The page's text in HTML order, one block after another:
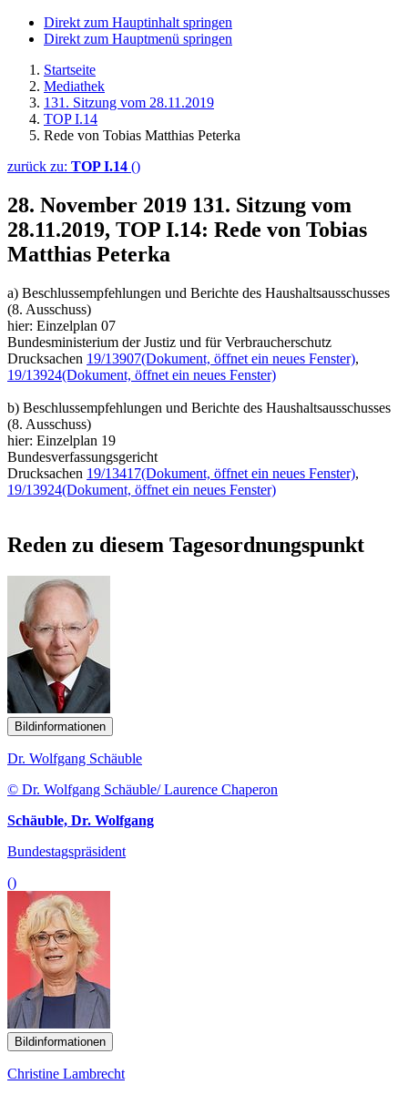
Direkt zum Hauptinhalt springen
Direkt zum Hauptmenü springen
Startseite
Mediathek
131. Sitzung vom 28.11.2019
TOP I.14
Rede von Tobias Matthias Peterka
zurück zu: TOP I.14 ()
28. November 2019 131. Sitzung vom
28.11.2019, TOP I.14: Rede von Tobias
Matthias Peterka
a) Beschlussempfehlungen und Berichte des Haushaltsausschusses
(8. Ausschuss)
hier: Einzelplan 07
Bundesministerium der Justiz und für Verbraucherschutz
Drucksachen 19/13907(Dokument, öffnet ein neues Fenster),
19/13924(Dokument, öffnet ein neues Fenster)
b) Beschlussempfehlungen und Berichte des Haushaltsausschusses
(8. Ausschuss)
hier: Einzelplan 19
Bundesverfassungsgericht
Drucksachen 19/13417(Dokument, öffnet ein neues Fenster),
19/13924(Dokument, öffnet ein neues Fenster)
Reden zu diesem Tagesordnungspunkt
Bildinformationen
Dr. Wolfgang Schäuble
© Dr. Wolfgang Schäuble/ Laurence Chaperon
Schäuble, Dr. Wolfgang
Bundestagspräsident
()
Bildinformationen
Christine Lambrecht